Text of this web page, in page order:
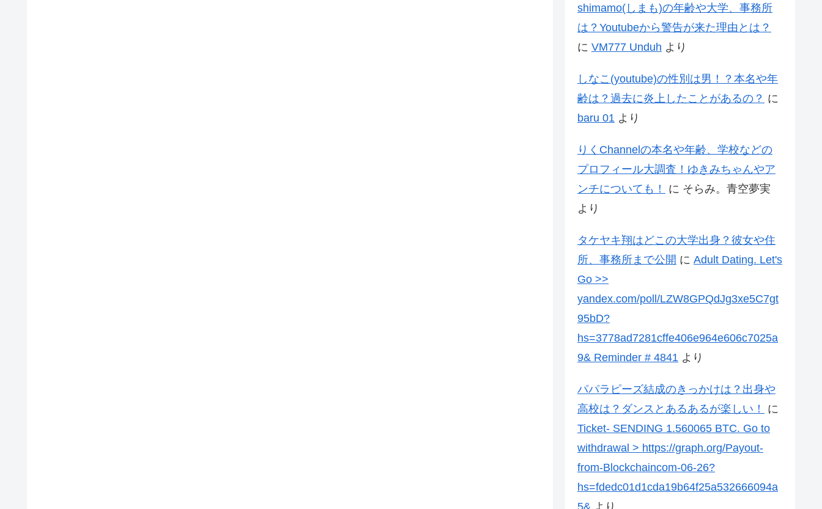
shimamo(しまも)の年齢や大学、事務所
は？Youtubeから警告が来た理由とは？
に VM777 Unduh より
しなこ(youtube)の性別は男！？本名や年
齢は？過去に炎上したことがあるの？ に
baru 01 より
りくChannelの本名や年齢、学校などの
プロフィール大調査！ゆきみちゃんやア
ンチについても！
に そらみ。青空夢実
より
タケヤキ翔はどこの大学出身？彼女や住
所、事務所まで公開 に Adult Dating. Let's
Go >>
yandex.com/poll/LZW8GPQdJg3xe5C7gt
95bD?
hs=3778ad7281cffe406e964e606c7025a
9& Reminder # 4841 より
パパラピーズ結成のきっかけは？出身や
高校は？ダンスとあるあるが楽しい！
に
Ticket- SENDING 1.560065 BTC. Go to
withdrawal > https://graph.org/Payout-
from-Blockchaincom-06-26?
hs=fdedc01d1cda19b64f25a532666094a